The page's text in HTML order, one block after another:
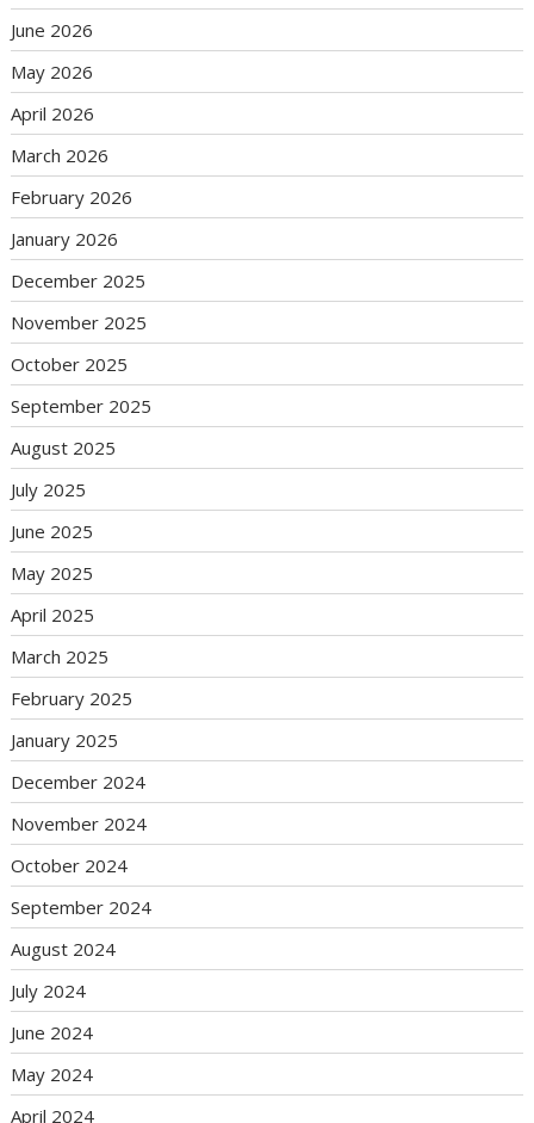
June 2026
May 2026
April 2026
March 2026
February 2026
January 2026
December 2025
November 2025
October 2025
September 2025
August 2025
July 2025
June 2025
May 2025
April 2025
March 2025
February 2025
January 2025
December 2024
November 2024
October 2024
September 2024
August 2024
July 2024
June 2024
May 2024
April 2024